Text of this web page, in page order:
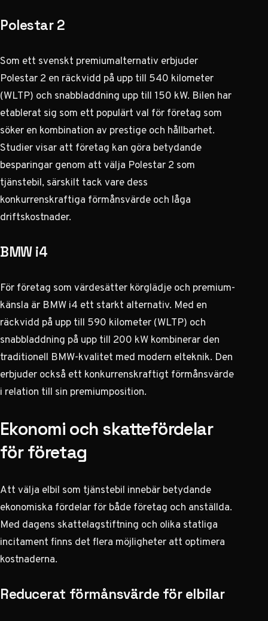
Polestar 2
Som ett svenskt premiumalternativ erbjuder
Polestar 2 en räckvidd på upp till 540 kilometer
(WLTP) och snabbladdning upp till 150 kW. Bilen har
etablerat sig som ett populärt val för företag som
söker en kombination av prestige och hållbarhet.
Studier visar att företag kan göra betydande
besparingargenom att välja Polestar 2 som
tjänstebil, särskilt tack vare dess
konkurrenskraftiga förmånsvärde och låga
driftskostnader.
BMW i4
För företag som värdesätter körglädje och premium-
känsla är BMW i4 ett starkt alternativ. Med en
räckvidd på upp till 590 kilometer (WLTP) och
snabbladdning på upp till 200 kW kombinerar den
traditionell BMW-kvalitet med modern elteknik. Den
erbjuder också ett konkurrenskraftigt förmånsvärde
i relation till sin premiumposition.
Ekonomi och skattefördelar
för företag
Att välja elbil som tjänstebil innebär betydande
ekonomiska fördelar för både företag och anställda.
Med dagens skattelagstiftning och olika statliga
incitament finns det flera möjligheter att optimera
kostnaderna.
Reducerat förmånsvärde för elbilar